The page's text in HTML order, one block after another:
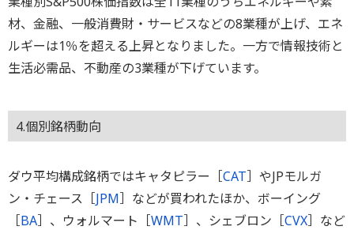
材、金融、一般消費財・サービスなどの8業種が上げ、エネ
ルギーは1％を超える上昇となりました。一方で情報技術と
生活必需品、不動産の3業種が下げています。
4.個別銘柄動向
ダウ平均構成銘柄ではキャタピラー［CAT］やJPモルガ
ン・チェース［JPM］などが買われたほか、ボーイング
［BA］、ウォルマート［WMT］、シェブロン［CVX］など